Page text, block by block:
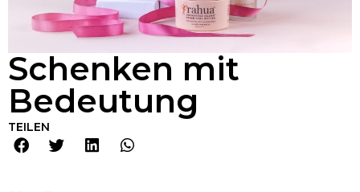
Schenken mit
Bedeutung
TEILEN